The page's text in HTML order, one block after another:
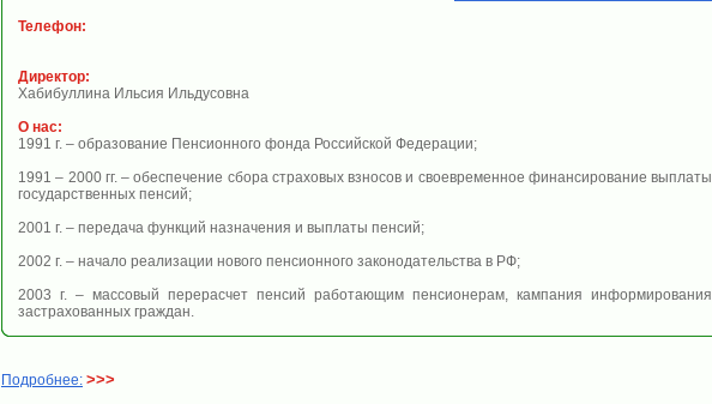
Телефон:
Директор:
Хабибуллина Ильсия Ильдусовна
О нас:
1991 г. – образование Пенсионного фонда Российской Федерации;
1991 – 2000 гг. – обеспечение сбора страховых взносов и своевременное финансирование выплаты
государственных пенсий;
2001 г. – передача функций назначения и выплаты пенсий;
2002 г. – начало реализации нового пенсионного законодательства в РФ;
2003 г. – массовый перерасчет пенсий работающим пенсионерам, кампания информирования
застрахованных граждан.
Подробнее: >>>